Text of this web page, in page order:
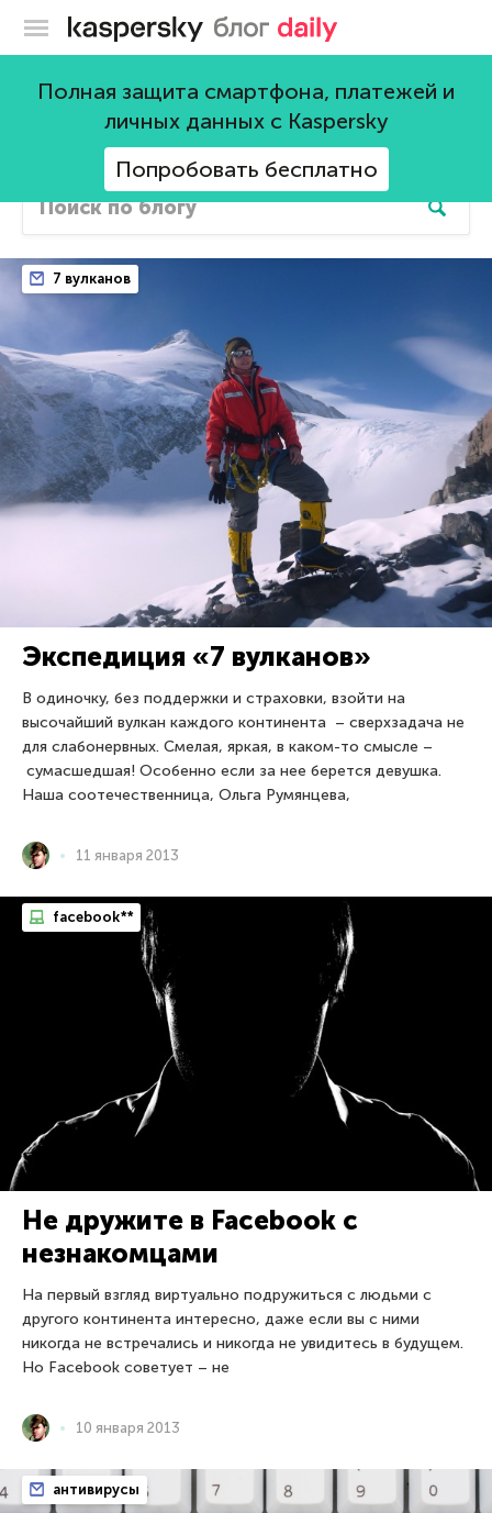
Блог Касперского
Полная защита смартфона, платежей и
личных данных с Kaspersky
Попробовать бесплатно
All posts
3714 постов
7 вулканов
Экспедиция «7 вулканов»
В одиночку, без поддержки и страховки, взойти на
высочайший вулкан каждого континента – сверхзадача не
для слабонервных. Смелая, яркая, в каком-то смысле –
сумасшедшая! Особенно если за нее берется девушка.
Наша соотечественница, Ольга Румянцева,
11 января 2013
facebook**
Не дружите в Facebook с
незнакомцами
На первый взгляд виртуально подружиться с людьми с
другого континента интересно, даже если вы с ними
никогда не встречались и никогда не увидитесь в будущем.
Но Facebook советует – не
10 января 2013
антивирусы